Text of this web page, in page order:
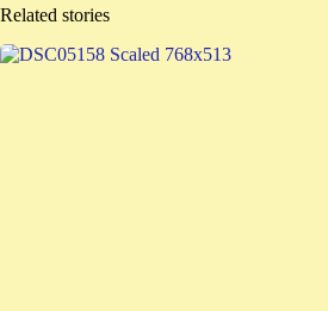
Related stories